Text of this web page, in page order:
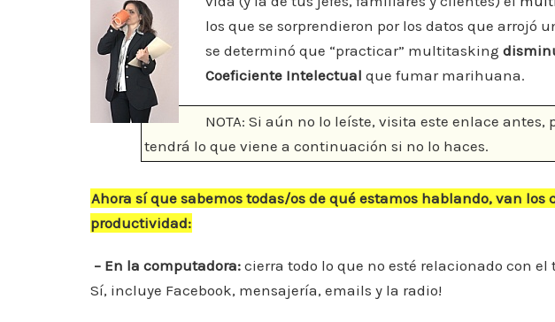
e
b
o
o
k
s
A
p
e
st
e
dI
n
a
m
p
ar
ti
los que se sorprendieron por los datos que arrojó
se determinó que “practicar” multitasking
Coeficiente Intelectual que fumar marihuana.
NOTA: Si aún no lo leíste, visita este enlace antes,
tendrá lo que viene a continuación si no lo haces.
Ahora sí que sabemos todas/os de qué estamos hablando, van los
productividad:
– En la computadora: cierra todo lo que no esté relacionado con
Sí, incluye Facebook, mensajería, emails y la radio!